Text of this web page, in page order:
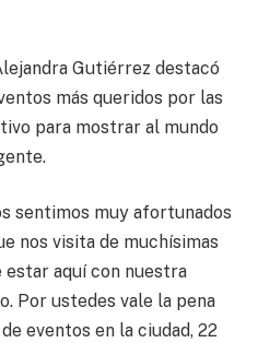
Gutiérrez destacó
más queridos por las
para mostrar al mundo
sentimos muy afortunados
nos visita de muchísimas
estar aquí con nuestra
Por ustedes vale la pena
eventos en la ciudad, 22